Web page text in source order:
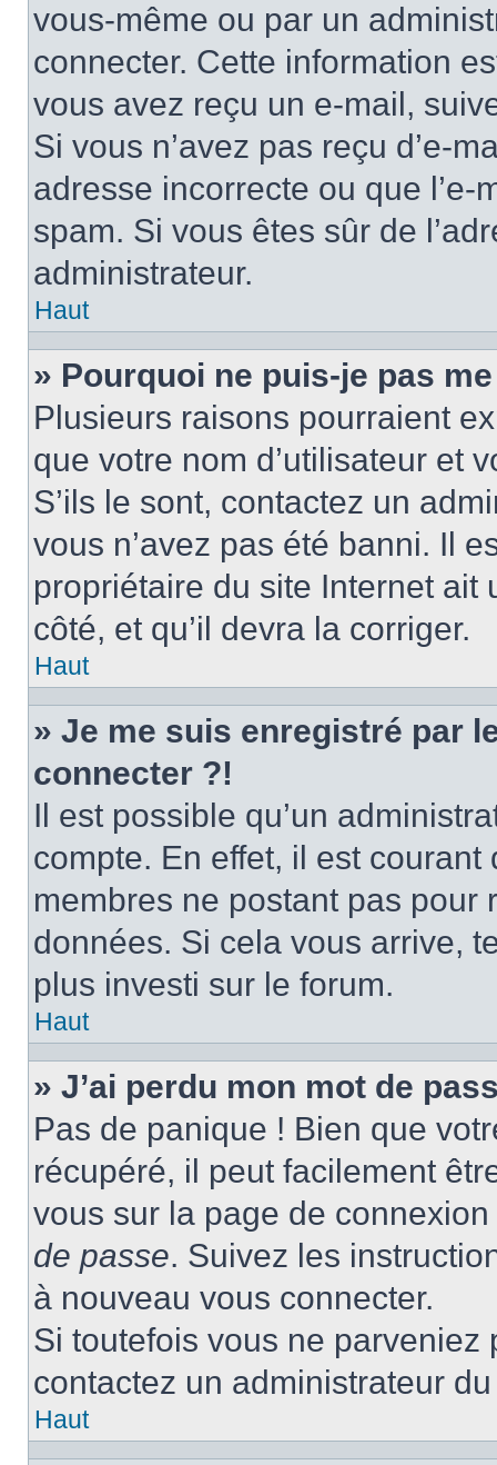
vous-même ou par un
connecter. Cette information
vous avez reçu un e-mail,
Si vous n’avez pas reçu d’e-
adresse incorrecte ou que
spam. Si vous êtes sûr de
administrateur.
Haut
» Pourquoi ne puis-je pas
Plusieurs raisons pourraient
que votre nom d’utilisateur et
S’ils le sont, contactez un
vous n’avez pas été banni. Il
propriétaire du site Internet
côté, et qu’il devra la corriger.
Haut
» Je me suis enregistré par
connecter ?!
Il est possible qu’un
compte. En effet, il est
membres ne postant pas
données. Si cela vous arrive,
plus investi sur le forum.
Haut
» J’ai perdu mon mot de
Pas de panique ! Bien que
récupéré, il peut facilement
vous sur la page de
de passe. Suivez les
à nouveau vous connecter.
Si toutefois vous ne
contactez un administrateur
Haut